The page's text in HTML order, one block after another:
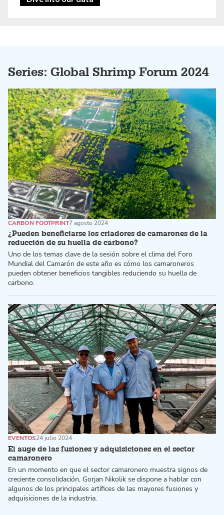
Series: Global Shrimp Forum 2024
¿Pueden beneficiarse los criadores de camarones de la
reducción de su huella de carbono?
CARBON FOOTPRINT7 agosto 2024
Uno de los temas clave de la sesión sobre el clima del Foro
Mundial del Camarón de este año es cómo los camaroneros
pueden obtener beneficios tangibles reduciendo su huella de
carbono.
El auge de las fusiones y adquisiciones en el sector
camaronero
EVENTOS24 julio 2024
En un momento en que el sector camaronero muestra signos de
creciente consolidación, Gorjan Nikolik se dispone a hablar con
algunos de los principales artífices de las mayores fusiones y
adquisiciones de la industria.